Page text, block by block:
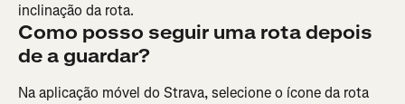
inclinação da rota.
Como posso seguir uma rota depois
de a guardar?
Na aplicação móvel do Strava, selecione o ícone da rota